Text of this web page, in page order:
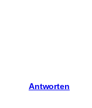
Antworten